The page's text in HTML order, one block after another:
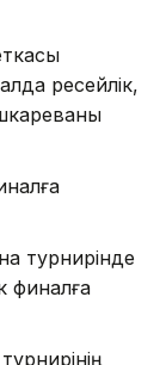
ресейлік,
турнирінде
финалға